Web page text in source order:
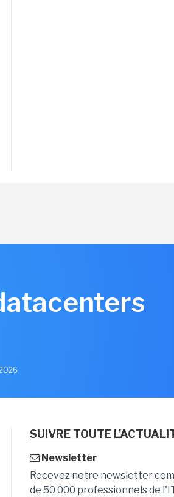
SUIVRE TOUTE
Newsletter
Recevez notre newsletter
de 50 000 professionnels de